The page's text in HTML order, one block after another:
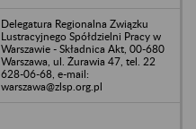
Delegatura Regionalna Związku
Lustracyjnego Spółdzielni Pracy w
Warszawie - Składnica Akt, 00-680
Warszawa, ul. Żurawia 47, tel. 22
628-06-68, e-mail:
warszawa@zlsp.org.pl